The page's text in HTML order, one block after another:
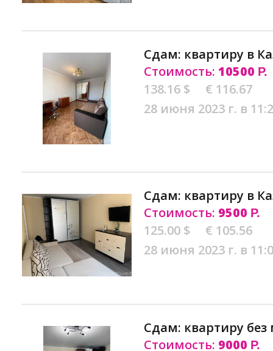
Сдам: квартиру в
Стоимость: 10500 Р.
138.16 $
€ 116.67
28 июня 2023 г. в
Сдам: квартиру в
Стоимость: 9500 Р.
125.00 $
€ 105.56
28 июня 2023 г. в
Сдам: квартиру без
Стоимость: 9000 Р.